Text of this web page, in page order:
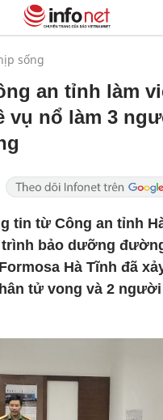
sống
an tỉnh làm
vụ nổ làm 3
tin từ Công an tỉnh
trình bảo dưỡng
Hà Tĩnh đã
tử vong và 2